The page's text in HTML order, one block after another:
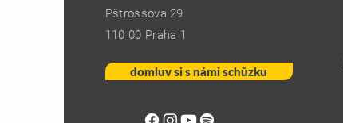
Pštrossova 29
110 00 Praha 1
domluv si s námi schůzku